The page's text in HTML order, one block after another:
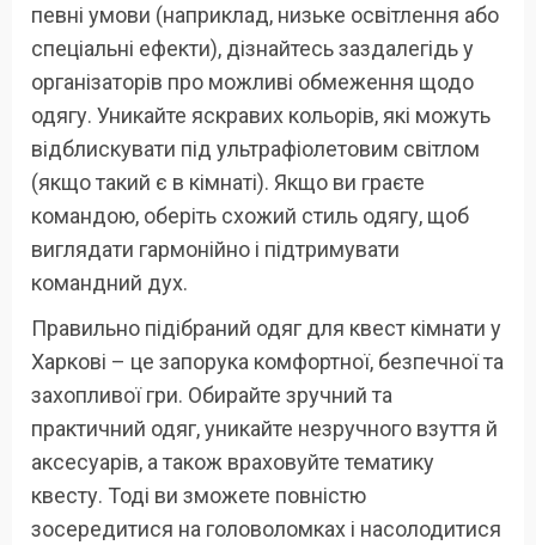
певні умови (наприклад, низьке освітлення або
спеціальні ефекти), дізнайтесь заздалегідь у
організаторів про можливі обмеження щодо
одягу. Уникайте яскравих кольорів, які можуть
відблискувати під ультрафіолетовим світлом
(якщо такий є в кімнаті). Якщо ви граєте
командою, оберіть схожий стиль одягу, щоб
виглядати гармонійно і підтримувати
командний дух.
Правильно підібраний одяг для квест кімнати у
Харкові – це запорука комфортної, безпечної та
захопливої гри. Обирайте зручний та
практичний одяг, уникайте незручного взуття й
аксесуарів, а також враховуйте тематику
квесту. Тоді ви зможете повністю
зосередитися на головоломках і насолодитися